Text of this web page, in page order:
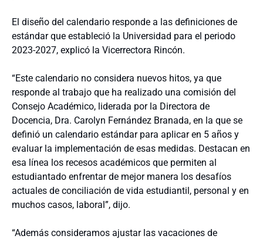
El diseño del calendario responde a las definiciones de
estándar que estableció la Universidad para el periodo
2023-2027, explicó la Vicerrectora Rincón.
“Este calendario no considera nuevos hitos, ya que
responde al trabajo que ha realizado una comisión del
Consejo Académico, liderada por la Directora de
Docencia, Dra. Carolyn Fernández Branada, en la que se
definió un calendario estándar para aplicar en 5 años y
evaluar la implementación de esas medidas. Destacan en
esa línea los recesos académicos que permiten al
estudiantado enfrentar de mejor manera los desafíos
actuales de conciliación de vida estudiantil, personal y en
muchos casos, laboral”, dijo.
“Además consideramos ajustar las vacaciones de